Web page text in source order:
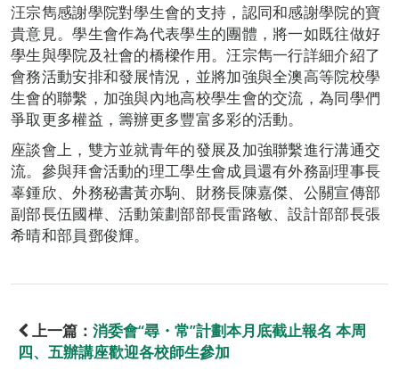
汪宗雋感謝學院對學生會的支持，認同和感謝學院的寶
貴意見。學生會作為代表學生的團體，將一如既往做好
學生與學院及社會的橋樑作用。汪宗雋一行詳細介紹了
會務活動安排和發展情況，並將加強與全澳高等院校學
生會的聯繫，加強與內地高校學生會的交流，為同學們
爭取更多權益，籌辦更多豐富多彩的活動。
座談會上，雙方並就青年的發展及加強聯繫進行溝通交
流。參與拜會活動的理工學生會成員還有外務副理事長
辜鍾欣、外務秘書黃亦駒、財務長陳嘉傑、公關宣傳部
副部長伍國樺、活動策劃部部長雷路敏、設計部部長張
希晴和部員鄧俊輝。
上一篇： 消委會“尋・常”計劃本月底截止報名 本周
四、五辦講座歡迎各校師生參加